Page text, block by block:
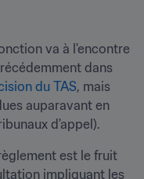
va à l'encontre
dans
du TAS, mais
auparavant en
d'appel).
est le fruit
impliquant les